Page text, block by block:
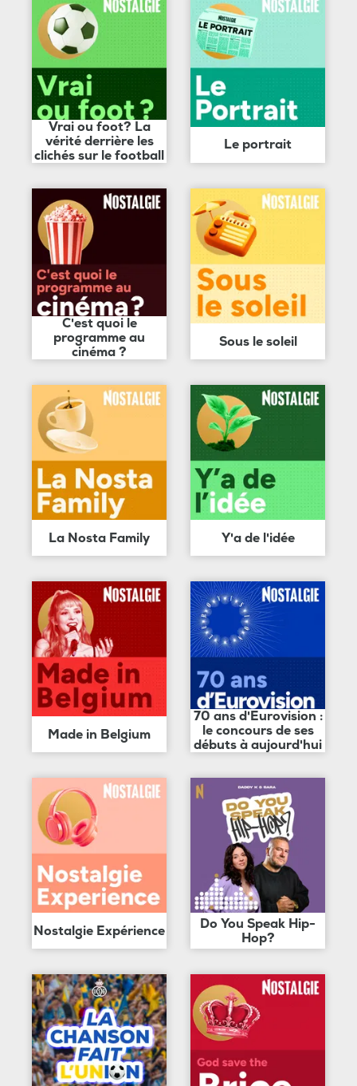
Vrai ou foot? La
vérité derrière les
clichés sur le football
Le portrait
C'est quoi le
programme au
cinéma ?
Sous le soleil
La Nosta Family Y'a de l'idée
Made in Belgium
70 ans d'Eurovision :
le concours de ses
débuts à aujourd'hui
Nostalgie Expérience
Do You Speak Hip-
Hop?